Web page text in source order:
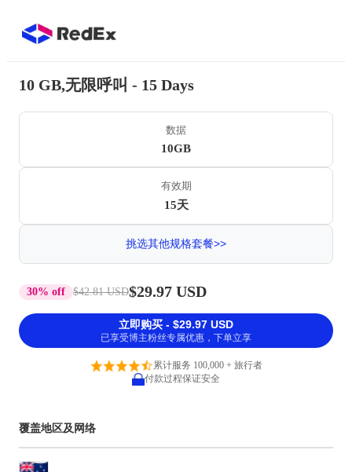
10 GB,无限呼叫 - 15 Days
数据
10GB
有效期
15天
挑选其他规格套餐>>
30% off $42.81 USD$29.97 USD
立即购买 - $29.97 USD
已享受博主粉丝专属优惠，下单立享
累计服务 100,000 + 旅行者
付款过程保证安全
覆盖地区及网络